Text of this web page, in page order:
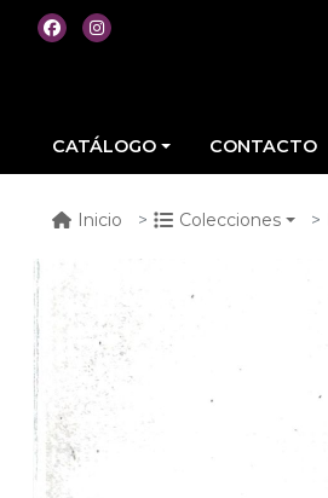
CATÁLOGO CONTACTO
Inicio Colecciones